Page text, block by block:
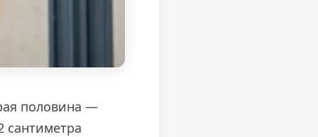
половина —
сантиметра